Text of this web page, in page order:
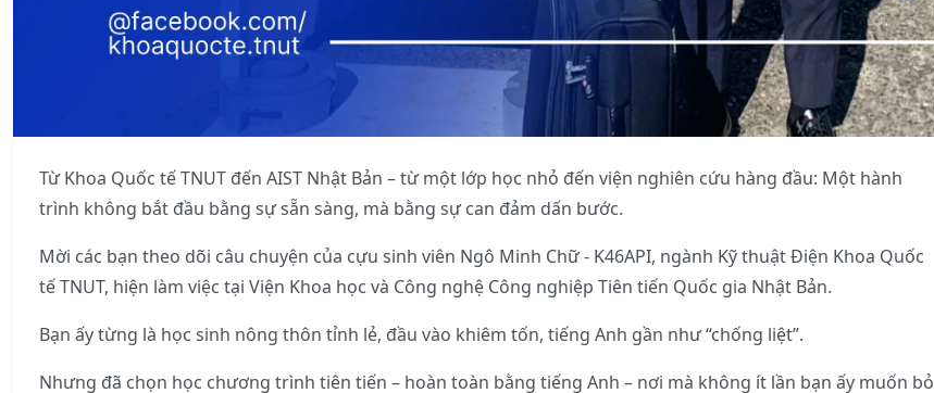
Từ Khoa Quốc tế TNUT đến AIST Nhật Bản – từ một lớp học nhỏ đến viện nghiên cứu hàng đầu: Một hành
trình không bắt đầu bằng sự sẵn sàng, mà bằng sự can đảm dấn bước.
Mời các bạn theo dõi câu chuyện của cựu sinh viên Ngô Minh Chữ - K46API, ngành Kỹ thuật Điện Khoa Quốc
tế TNUT, hiện làm việc tại Viện Khoa học và Công nghệ Công nghiệp Tiên tiến Quốc gia Nhật Bản.
Bạn ấy từng là học sinh nông thôn tỉnh lẻ, đầu vào khiêm tốn, tiếng Anh gần như “chống liệt”.
Nhưng đã chọn học chương trình tiên tiến – hoàn toàn bằng tiếng Anh – nơi mà không ít lần bạn ấy muốn bỏ